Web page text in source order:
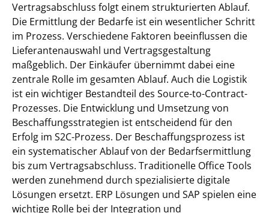
Vertragsabschluss folgt einem strukturierten Ablauf.
Die Ermittlung der Bedarfe ist ein wesentlicher Schritt
im Prozess. Verschiedene Faktoren beeinflussen die
Lieferantenauswahl und Vertragsgestaltung
maßgeblich. Der Einkäufer übernimmt dabei eine
zentrale Rolle im gesamten Ablauf. Auch die Logistik
ist ein wichtiger Bestandteil des Source-to-Contract-
Prozesses. Die Entwicklung und Umsetzung von
Beschaffungsstrategien ist entscheidend für den
Erfolg im S2C-Prozess. Der Beschaffungsprozess ist
ein systematischer Ablauf von der Bedarfsermittlung
bis zum Vertragsabschluss. Traditionelle Office Tools
werden zunehmend durch spezialisierte digitale
Lösungen ersetzt. ERP Lösungen und SAP spielen eine
wichtige Rolle bei der Integration und